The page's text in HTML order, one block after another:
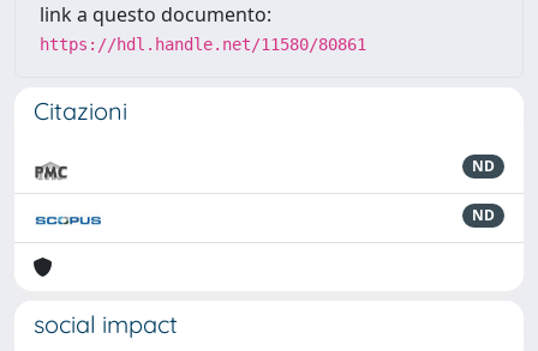
link a questo documento:
https://hdl.handle.net/11580/80861
Citazioni
ND
ND
social impact